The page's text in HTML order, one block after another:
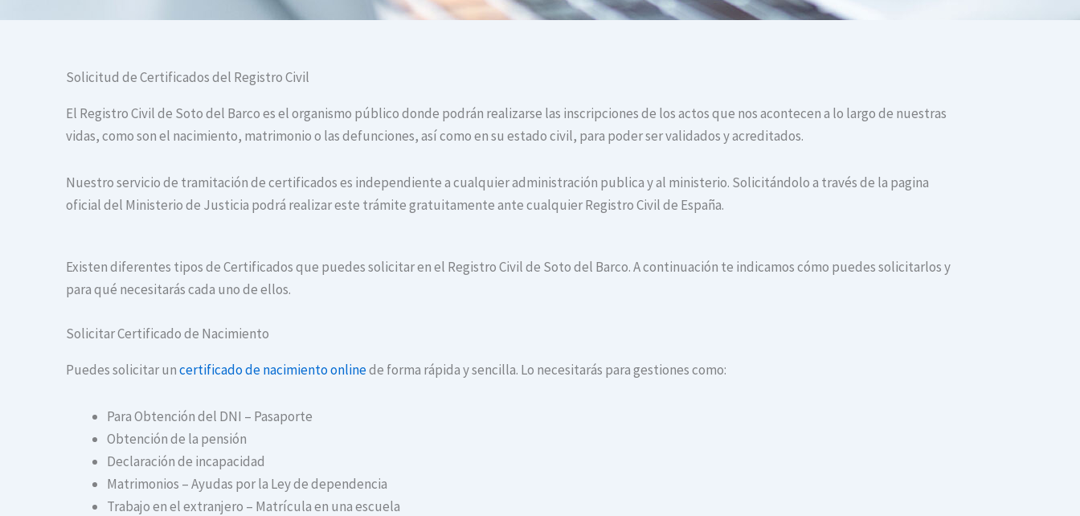
Solicitud de Certificados del Registro Civil
El Registro Civil de Soto del Barco es el organismo público donde podrán realizarse las inscripciones de los actos que nos acontecen a lo largo de nuestras
vidas, como son el nacimiento, matrimonio o las defunciones, así como en su estado civil, para poder ser validados y acreditados.
Nuestro servicio de tramitación de certificados es independiente a cualquier administración publica y al ministerio. Solicitándolo a través de la pagina
oficial del Ministerio de Justicia podrá realizar este trámite gratuitamente ante cualquier Registro Civil de España.
Existen diferentes tipos de Certificados que puedes solicitar en el Registro Civil de Soto del Barco. A continuación te indicamos cómo puedes solicitarlos y
para qué necesitarás cada uno de ellos.
Solicitar Certificado de Nacimiento
Puedes solicitar uncertificado de nacimiento onlinede forma rápida y sencilla. Lo necesitarás para gestiones como:
Para Obtención del DNI – Pasaporte
Obtención de la pensión
Declaración de incapacidad
Matrimonios – Ayudas por la Ley de dependencia
Trabajo en el extranjero – Matrícula en una escuela